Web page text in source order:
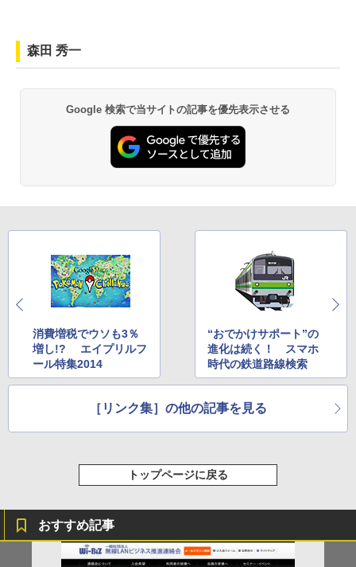
森田 秀一
Google 検索で当サイトの記事を優先表示させる
消費増税でウソも3％
増し!? エイプリルフ
ール特集2014
“おでかけサポート”の
進化は続く！ スマホ
時代の鉄道路線検索
［リンク集］の他の記事を見る
トップページに戻る
おすすめ記事